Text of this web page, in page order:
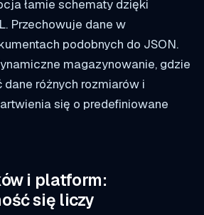
łamie schematy dzięki
Przechowuje dane w
podobnych do JSON.
magazynowanie, gdzie
różnych rozmiarów i
się o predefiniowane
i platform:
się liczy